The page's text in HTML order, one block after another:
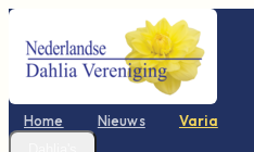
Home Nieuws Varia